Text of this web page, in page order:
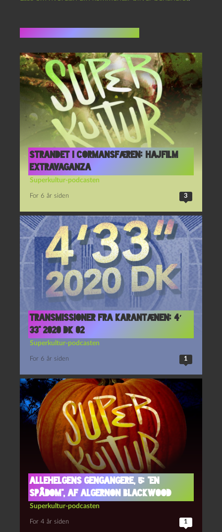
Strandet i Cormansfæren: Hajfilm
extravaganza
Superkultur-podcasten
For 6 år siden 3
Transmissioner fra karantænen: 4′
33” 2020 DK 02
Superkultur-podcasten
For 6 år siden 1
Allehelgens gengangere, 5: “En
spådom”, af Algernon Blackwood
Superkultur-podcasten
For 4 år siden 1